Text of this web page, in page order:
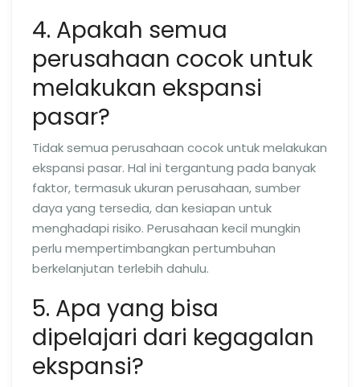
4. Apakah semua
perusahaan cocok untuk
melakukan ekspansi
pasar?
Tidak semua perusahaan cocok untuk melakukan
ekspansi pasar. Hal ini tergantung pada banyak
faktor, termasuk ukuran perusahaan, sumber
daya yang tersedia, dan kesiapan untuk
menghadapi risiko. Perusahaan kecil mungkin
perlu mempertimbangkan pertumbuhan
berkelanjutan terlebih dahulu.
5. Apa yang bisa
dipelajari dari kegagalan
ekspansi?